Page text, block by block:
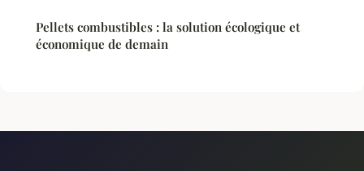
Pellets combustibles : la solution écologique et
économique de demain